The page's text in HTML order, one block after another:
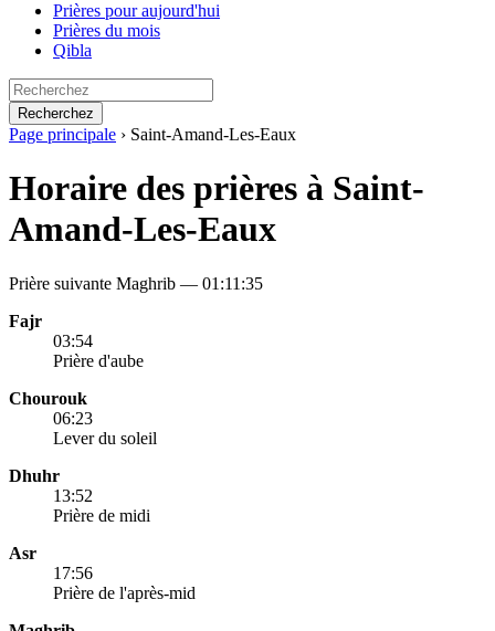
Prières pour aujourd'hui
Prières du mois
Qibla
Recherchez
Page principale › Saint-Amand-Les-Eaux
Horaire des prières à Saint-
Amand-Les-Eaux
Prière suivante Maghrib — 01:11:35
Fajr
03:54
Prière d'aube
Chourouk
06:23
Lever du soleil
Dhuhr
13:52
Prière de midi
Asr
17:56
Prière de l'après-mid